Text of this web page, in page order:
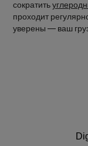
сократить
проходит
уверены — ваш